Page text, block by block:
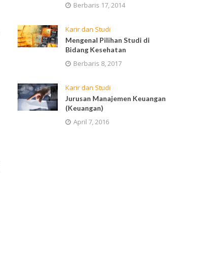
Berbaris 17, 2014
Karir dan Studi
Mengenal Pilihan Studi di
Bidang Kesehatan
Berbaris 8, 2017
Karir dan Studi
Jurusan Manajemen Keuangan
(Keuangan)
April 7, 2016